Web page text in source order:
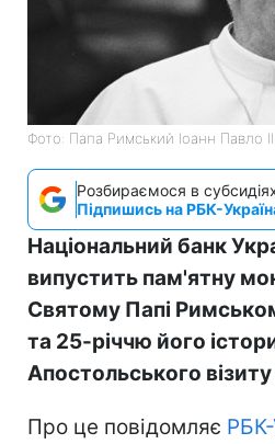
Фото: Папа Римський Іоанн Павло
Розбираємося в
Підпишись на РБК-
Національний банк
випустить пам'ятну
Святому Папі
та 25-річчю його
Апостольського
Про це повідомляє РБК-